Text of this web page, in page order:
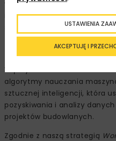
wraz z geolokalizacją. Dzięki
inżynierowie w STRABAG
sprawdzić, pomierzyć,
zadanie do wykonania,
zdjęć, odpowiedniej osobie w
W przyszłości w STRABAG
algorytmy nauczania
sztucznej inteligencji, która
pozyskiwania i analizy
projektów budowlanych.
Zgodnie z naszą strategią
AKCEPTUJĘ I
USTAWIENIA